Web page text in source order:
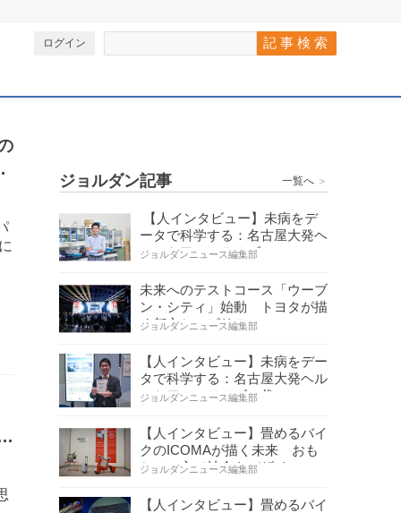
ログイン
ジョルダン記事 一覧へ ＞
【人インタビュー】未病をデ
ータで科学する：名古屋大発ヘ
ルスケアシステムズの…
ジョルダンニュース編集部
未来へのテストコース「ウーブ
ン・シティ」始動 トヨタが描
く都市とモビリティの…
ジョルダンニュース編集部
【人インタビュー】未病をデー
タで科学する：名古屋大発ヘル
スケアシステムズの代…
ジョルダンニュース編集部
【人インタビュー】畳めるバイ
クのICOMAが描く未来 おも
ちゃの心で社会をデザイ…
ジョルダンニュース編集部
【人インタビュー】畳めるバイ